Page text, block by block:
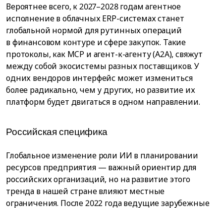
Вероятнее всего, к 2027–2028 годам агентное
исполнение в облачных ERP-системах станет
глобальной нормой для рутинных операций
в финансовом контуре и сфере закупок. Такие
протоколы, как MCP и агент-к-агенту (A2A), свяжут
между собой экосистемы разных поставщиков. У
одних вендоров интерфейс может измениться
более радикально, чем у других, но развитие их
платформ будет двигаться в одном направлении.
Российская специфика
Глобальное изменение роли ИИ в планировании
ресурсов предприятия — важный ориентир для
российских организаций, но на развитие этого
тренда в нашей стране влияют местные
ограничения. После 2022 года ведущие зарубежные